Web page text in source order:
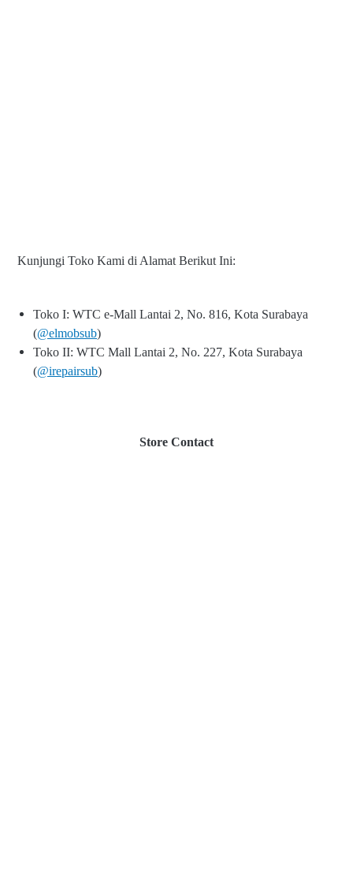
Kunjungi Toko Kami di Alamat Berikut Ini:
Toko I: WTC e-Mall Lantai 2, No. 816, Kota Surabaya
(@elmobsub)
Toko II: WTC Mall Lantai 2, No. 227, Kota Surabaya
(@irepairsub)
Store Contact